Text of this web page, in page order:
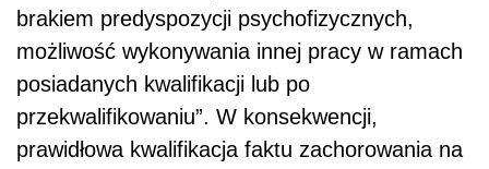
brakiem predyspozycji psychofizycznych,
możliwość wykonywania innej pracy w ramach
posiadanych kwalifikacji lub po
przekwalifikowaniu”. W konsekwencji,
prawidłowa kwalifikacja faktu zachorowania na